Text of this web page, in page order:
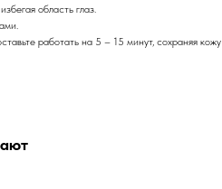
область глаз.
работать на 5 – 15 минут, сохраняя кожу